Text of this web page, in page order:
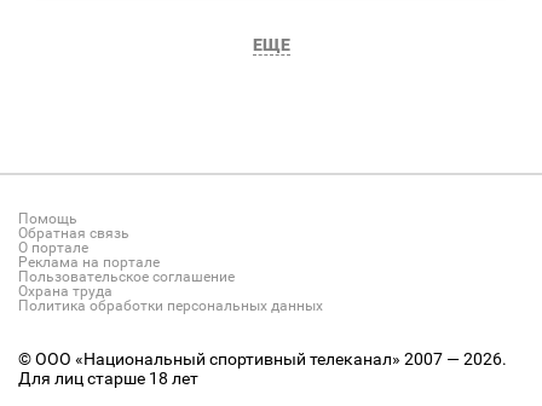
ЕЩЕ
Помощь
Обратная связь
О портале
Реклама на портале
Пользовательское соглашение
Охрана труда
Политика обработки персональных данных
© ООО «Национальный спортивный телеканал» 2007 — 2026.
Для лиц старше 18 лет